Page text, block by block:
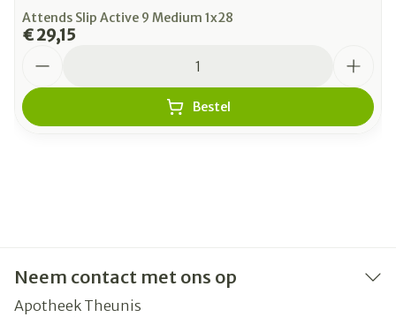
Attends Slip Active 9 Medium 1x28
€ 29,15
Bestel
Neem contact met ons op
Apotheek Theunis